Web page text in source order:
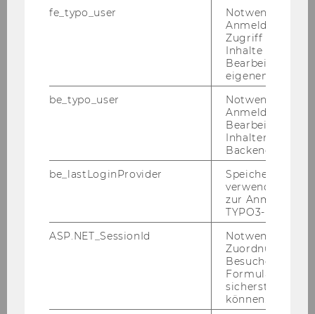
Self-Care
Prüfungszeit erhalten
Melde dich hier für diese
Study Boost Einheit an.
Begrenzte Plätze auf
"first come, first served"-
Kannst du nicht
teilnehmen, schicke uns
ein kurzesE-Mail, damit
fe_typo_user
Notwendig für
Anmeldung und
Zugriff auf
Inhalte oder zur
Bearbeitung des
eigenen Profils.
be_typo_user
Notwendig für
Anmeldung und
Bearbeitung von
Inhalten im
Backend.
be_lastLoginProvider
Speichert die
verwendete
zur Anmeldung
TYPO3-Backend.
ASP.NET_SessionId
Notwendig, um
Zuordnung von
Besucher zu
sicherstellen zu
können.